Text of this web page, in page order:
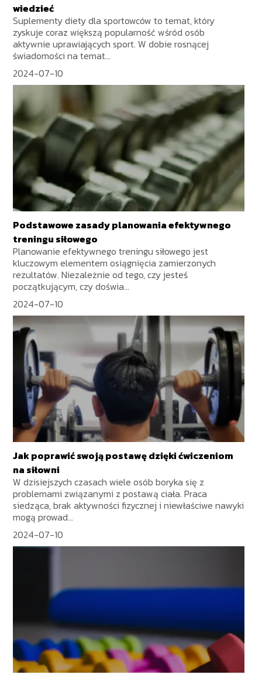
wiedzieć
Suplementy diety dla sportowców to temat, który
zyskuje coraz większą popularność wśród osób
aktywnie uprawiających sport. W dobie rosnącej
świadomości na temat...
2024-07-10
Podstawowe zasady planowania efektywnego
treningu siłowego
Planowanie efektywnego treningu siłowego jest
kluczowym elementem osiągnięcia zamierzonych
rezultatów. Niezależnie od tego, czy jesteś
początkującym, czy doświa...
2024-07-10
Jak poprawić swoją postawę dzięki ćwiczeniom
na siłowni
W dzisiejszych czasach wiele osób boryka się z
problemami związanymi z postawą ciała. Praca
siedząca, brak aktywności fizycznej i niewłaściwe nawyki
mogą prowad...
2024-07-10